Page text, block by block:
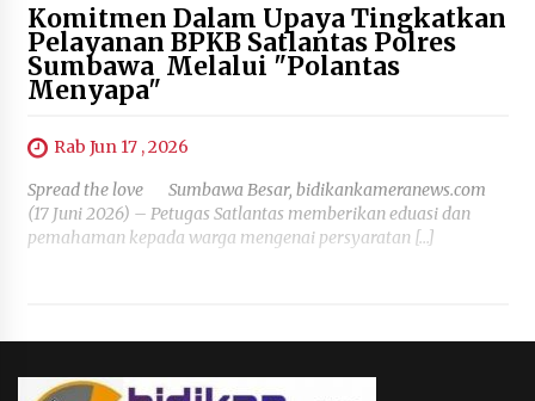
Komitmen Dalam Upaya Tingkatkan
Pelayanan BPKB Satlantas Polres
Sumbawa Melalui "Polantas
Menyapa"
Rab Jun 17 , 2026
Spread the love Sumbawa Besar, bidikankameranews.com
(17 Juni 2026) – Petugas Satlantas memberikan eduasi dan
pemahaman kepada warga mengenai persyaratan […]